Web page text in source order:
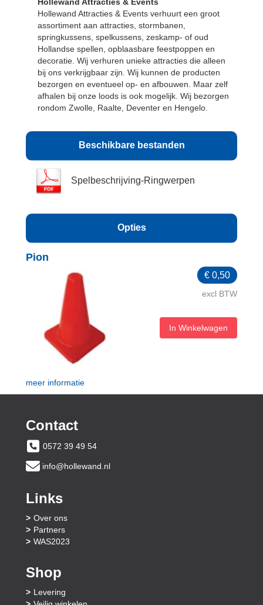
Hollewand Attracties & Events verhuurt een groot
assortiment aan attracties, stormbanen,
springkussens, spelkussens, zeskamp- of oud
Hollandse spellen, opblaasbare feestpoppen en
decoratie. Wij verhuren unieke attracties die alleen
bij ons verkrijgbaar zijn. Wij kunnen de producten
bezorgen en eventueel op- en afbouwen. Maar zelf
afhalen bij onze loods is ook mogelijk. Wij bezorgen
rondom Zwolle, Raalte, Deventer en Hengelo.
Beschikbare bestanden
Spelbeschrijving-Ringwerpen
Opties
Pion
€ 0,50
excl BTW
In Winkelwagen
meer informatie
Contact
0572 39 49 54
info@hollewand.nl
Links
Over ons
Partners
WAS2023
Shop
Levering